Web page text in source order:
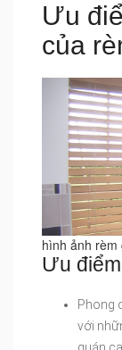
Ưu
của
hình ảnh rèm
Ưu
Phong
với